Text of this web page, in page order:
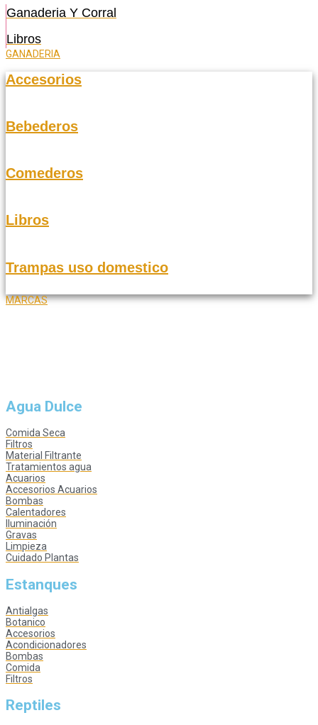
Ganaderia Y Corral
Libros
GANADERIA
Accesorios
Bebederos
Comederos
Libros
Trampas uso domestico
MARCAS
Agua Dulce
Comida Seca
Filtros
Material Filtrante
Tratamientos agua
Acuarios
Accesorios Acuarios
Bombas
Calentadores
Iluminación
Gravas
Limpieza
Cuidado Plantas
Estanques
Antialgas
Botanico
Accesorios
Acondicionadores
Bombas
Comida
Filtros
Reptiles